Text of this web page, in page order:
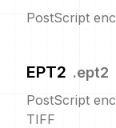
PostScript
EPT2 .ept2
PostScript
TIFF